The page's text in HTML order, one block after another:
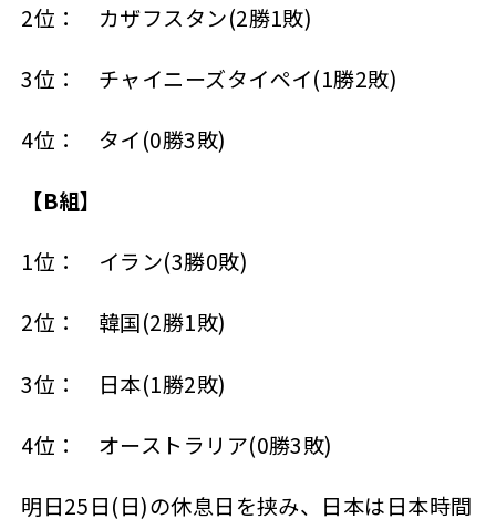
2位： カザフスタン(2勝1敗)
3位： チャイニーズタイペイ(1勝2敗)
4位： タイ(0勝3敗)
【B組】
1位： イラン(3勝0敗)
2位： 韓国(2勝1敗)
3位： 日本(1勝2敗)
4位： オーストラリア(0勝3敗)
明日25日(日)の休息日を挟み、日本は日本時間